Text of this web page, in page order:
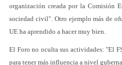
organización creada por la Comisión
sociedad civil". Otro ejemplo más de
UE ha aprendido a hacer muy bien.
El Foro no oculta sus actividades: "El
para tener más influencia a nivel